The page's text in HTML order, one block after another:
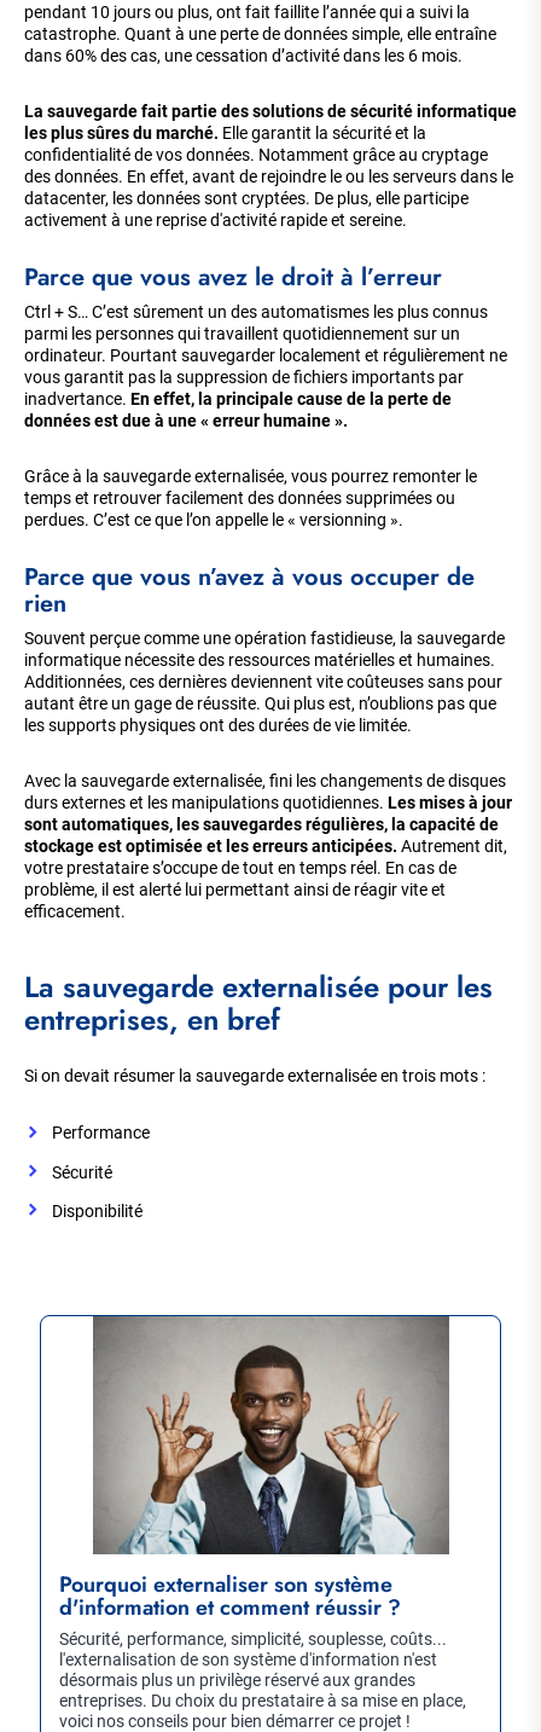
pendant 10 jours ou plus, ont fait faillite l’année qui a suivi la
catastrophe. Quant à une perte de données simple, elle entraîne
dans 60% des cas, une cessation d’activité dans les 6 mois.
La sauvegarde fait partie des solutions de sécurité informatique
les plus sûres du marché. Elle garantit la sécurité et la
confidentialité de vos données. Notamment grâce au cryptage
des données. En effet, avant de rejoindre le ou les serveurs dans le
datacenter, les données sont cryptées. De plus, elle participe
activement à une reprise d'activité rapide et sereine.
Parce que vous avez le droit à l’erreur
Ctrl + S… C’est sûrement un des automatismes les plus connus
parmi les personnes qui travaillent quotidiennement sur un
ordinateur. Pourtant sauvegarder localement et régulièrement ne
vous garantit pas la suppression de fichiers importants par
inadvertance. En effet, la principale cause de la perte de
données est due à une « erreur humaine ».
Grâce à la sauvegarde externalisée, vous pourrez remonter le
temps et retrouver facilement des données supprimées ou
perdues. C’est ce que l’on appelle le « versionning ».
Parce que vous n’avez à vous occuper de
rien
Souvent perçue comme une opération fastidieuse, la sauvegarde
informatique nécessite des ressources matérielles et humaines.
Additionnées, ces dernières deviennent vite coûteuses sans pour
autant être un gage de réussite. Qui plus est, n’oublions pas que
les supports physiques ont des durées de vie limitée.
Avec la sauvegarde externalisée, fini les changements de disques
durs externes et les manipulations quotidiennes. Les mises à jour
sont automatiques, les sauvegardes régulières, la capacité de
stockage est optimisée et les erreurs anticipées. Autrement dit,
votre prestataire s’occupe de tout en temps réel. En cas de
problème, il est alerté lui permettant ainsi de réagir vite et
efficacement.
La sauvegarde externalisée pour les
entreprises, en bref
Si on devait résumer la sauvegarde externalisée en trois mots :
Performance
Sécurité
Disponibilité
Pourquoi externaliser son système
d'information et comment réussir ?
Sécurité, performance, simplicité, souplesse, coûts...
l'externalisation de son système d'information n'est
désormais plus un privilège réservé aux grandes
entreprises. Du choix du prestataire à sa mise en place,
voici nos conseils pour bien démarrer ce projet !